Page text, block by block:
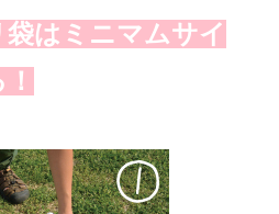
はミニマムサイ